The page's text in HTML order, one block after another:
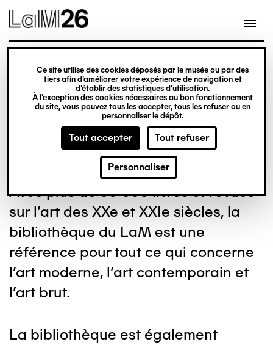
Gestion des cookies
Ce site utilise des cookies déposés par le musée ou par des
tiers afin d’améliorer votre expérience de navigation et
d’établir des statistiques d’utilisation.
À l’exception des cookies nécessaires au bon fonctionnement
du site, vous pouvez tous les accepter, tous les refuser ou en
personnaliser le dépôt.
Tout accepter Tout refuser
Personnaliser
Aller
au
contenu
principal
Bibliothèque
Dominique Bozo
Avec plus de 59 000 livres et revues
sur l'art des XXe et XXIe siècles, la
bibliothèque du LaM est une
référence pour tout ce qui concerne
l'art moderne, l'art contemporain et
l'art brut.
La bibliothèque est également